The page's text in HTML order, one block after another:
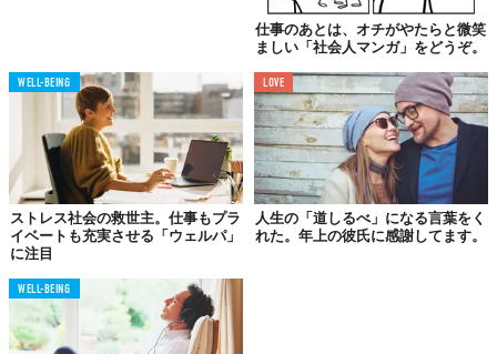
仕事のあとは、オチがやたらと微笑
ましい「社会人マンガ」をどうぞ。
WELL-BEING
ストレス社会の救世主。仕事もプラ
イベートも充実させる「ウェルパ」
に注目
LOVE
人生の「道しるべ」になる言葉をく
れた。年上の彼氏に感謝してます。
WELL-BEING